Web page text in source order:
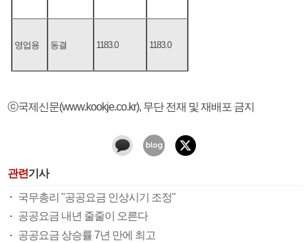
영업용 동결 1183.0 1183.0
ⓒ국제신문(www.kookje.co.kr), 무단 전재 및 재배포 금지
관련기사
국무총리 "공공요금 인상시기 조정"
공공요금 내년 줄줄이 오른다
공공요금 상승률 7년 만에 최고